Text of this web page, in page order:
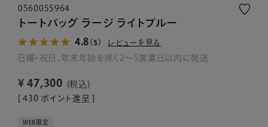
0560055964
トートバッグ ラージ ライトブルー
4.8 （5） レビューを見る
日曜・祝日、年末年始を除く2～5営業日以内に発送
¥ 47,300
税込
430 ポイント進呈 ]
WEB限定